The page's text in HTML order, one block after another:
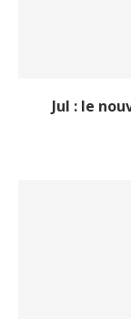
Jul : le